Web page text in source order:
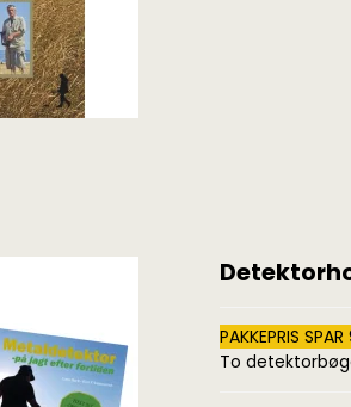
PAKKEPRIS
To